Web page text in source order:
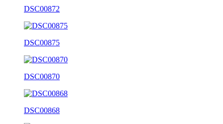
DSC00872
DSC00875
DSC00870
DSC00868